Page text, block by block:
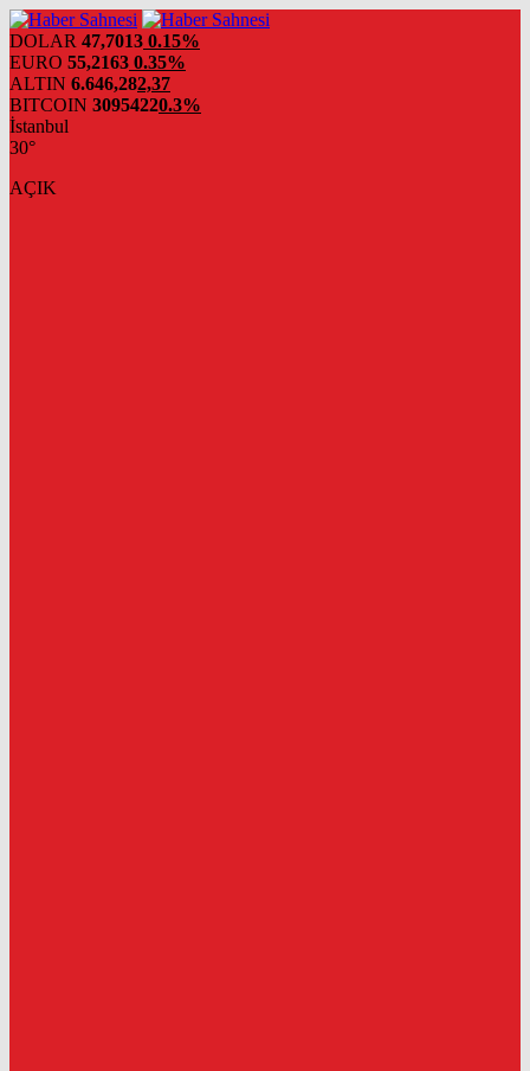
DOLAR 47,7013 0.15%
EURO 55,2163 0.35%
ALTIN 6.646,282,37
BITCOIN 30954220.3%
İstanbul
30°
AÇIK